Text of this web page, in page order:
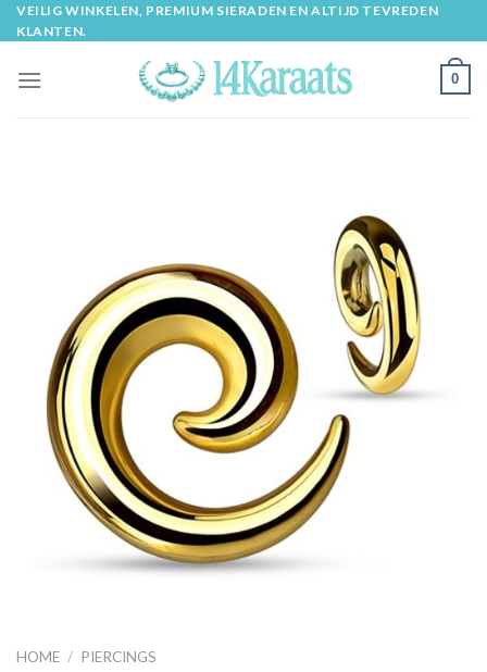
Skip
to
VEILIG WINKELEN, PREMIUM SIERADEN EN ALTIJD TEVREDEN
KLANTEN.
0
HOME / PIERCINGS